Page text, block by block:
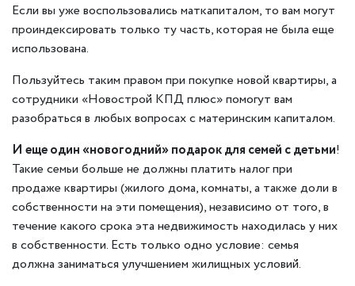
Если вы уже воспользовались маткапиталом, то вам могут
проиндексировать только ту часть, которая не была еще
использована.
Пользуйтесь таким правом при покупке новой квартиры, а
сотрудники «Новострой КПД плюс» помогут вам
разобраться в любых вопросах с материнским капиталом.
И еще один «новогодний» подарок для семей с детьми!
Такие семьи больше не должны платить налог при
продаже квартиры (жилого дома, комнаты, а также доли в
собственности на эти помещения), независимо от того, в
течение какого срока эта недвижимость находилась у них
в собственности. Есть только одно условие: семья
должна заниматься улучшением жилищных условий.